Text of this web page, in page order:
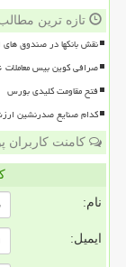
تازه ترین
نقش بانکها در صندوق های
صرافی کوین بیس معاملات ۶ رمزارز را متوقف ساخت
فتح مقاومت کلیدی بورس
کدام صنایع صدرنشین ارزش
کامنت
نام:
ایمیل: